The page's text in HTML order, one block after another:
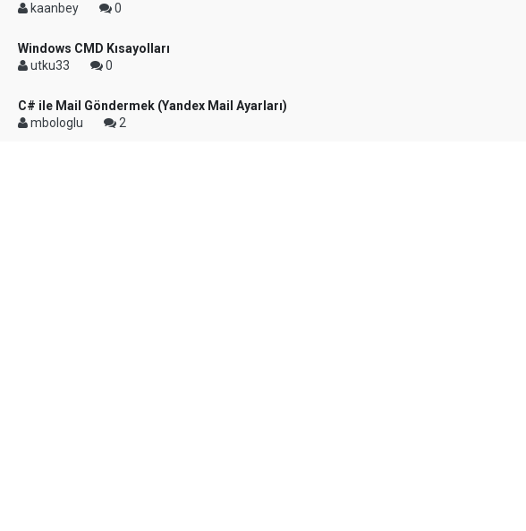
kaanbey
0
Windows CMD Kısayolları
utku33
0
C# ile Mail Göndermek (Yandex Mail Ayarları)
mbologlu
2